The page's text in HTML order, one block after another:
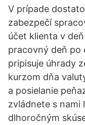
V prípade
zabezpečí
účet klienta v
pracovný deň po
pripisuje úhrady
kurzom dňa
a posielanie
zvládnete s nami
dlhoročným